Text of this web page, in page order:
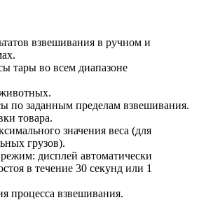
взвешивания в ручном и
тары во всем диапазоне
по заданным пределам взвешивания.
товара.
значения веса (для
грузов).
дисплей автоматически
в течение 30 секунд или 1
процесса взвешивания.